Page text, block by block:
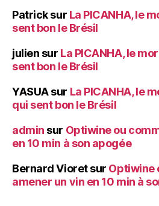
Patricksur La PICANHA, le
sent bon le Brésil
julien sur La PICANHA, le
sent bon le Brésil
YASUAsur La PICANHA, le
qui sent bon le Brésil
admin sur Optiwine ou
en 10 min à son apogée
Bernard Vioretsur Optiwine
amener un vin en 10 min à